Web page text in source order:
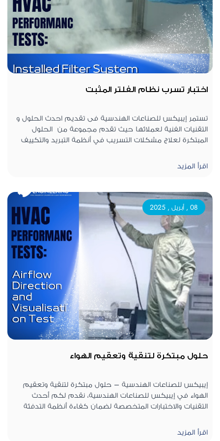
اختبار تسرب نظام الفلتر المثبت
تستمر إيبيكس للصناعات الهندسية فى تقديم احدث الحلول و
التقنيات الفنية لعملائها حيث تقدم مجموعة من الحلول
المبتكرة لعلاج مشكلات التسريب في أنظمة التبريد والتكييف
الفنية الرائدة فى هذا المجال بواسطة فريق عمل إحترافى
بأعلى خبرة فنية فى مجال الصناعات الهندسية التى تختص
والتدفئة المركزية بما يضمن أداءً أكثر كفاءة وعمرًا افتراضيًا
أطول للمعدات و الأجهزة المستخدمة أهم ما ستحصل عليه
من خدمات مع إيبيكس يتمثل فيما يلى : الإستفادة من
التقنيات المتطورة للكشف عن التسريبات بدقة عالية العديد من
الحلول الفعالة التى تمنع فقدان الطاقة وتعمل على تحسين
كفاءة التشغيل. صيانة دورية متقدمة لضمان استمرارية الأداء
دون توقف. تخفيض و توفير التكاليف عبر تقليل استهلاك
الطاقة وزيادة عمر المعدات. الآن .. إيبيكس للصناعات الهندسية
.. الأداء المثالي يبدأ من الأنظمة تامة التشغيل بدون تسريبات.
اقرأ المزيد
08 , أبريل , 2025
حلول مبتكرة لتنقية وتعقيم الهواء
إيبيكس للصناعات الهندسية – حلول مبتكرة لتنقية وتعقيم
الهواء في إيبيكس للصناعات الهندسية، نقدم لكم أحدث
التقنيات والاختبارات المتخصصة لضمان كفاءة أنظمة التدفئة
بيئات العمل والمنازل.
التدفئة والتهوية وتكييف الهواء لضمان التشغيل الفعّال.
اقرأ المزيد